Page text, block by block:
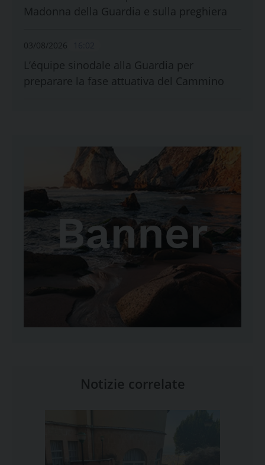
Madonna della Guardia e sulla preghiera
03/08/2026
L’équipe sinodale alla Guardia per
preparare la fase attuativa del Cammino
Notizie correlate